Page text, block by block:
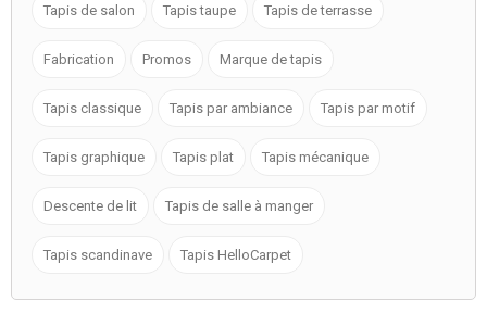
Tapis de salon Tapis taupe Tapis de terrasse
Fabrication Promos Marque de tapis
Tapis classique Tapis par ambiance Tapis par motif
Tapis graphique Tapis plat Tapis mécanique
Descente de lit Tapis de salle à manger
Tapis scandinave Tapis HelloCarpet